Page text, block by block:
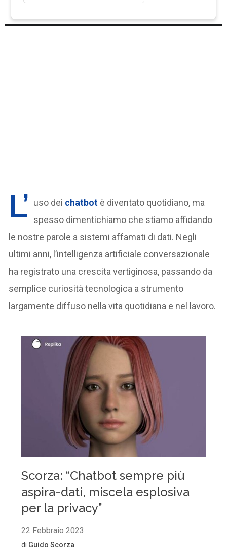
L’ uso dei chatbot è diventato quotidiano, ma
spesso dimentichiamo che stiamo affidando
le nostre parole a sistemi affamati di dati. Negli
ultimi anni, l’intelligenza artificiale conversazionale
ha registrato una crescita vertiginosa, passando da
semplice curiosità tecnologica a strumento
largamente diffuso nella vita quotidiana e nel lavoro.